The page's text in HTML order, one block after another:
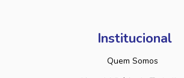
Institucional
Quem Somos